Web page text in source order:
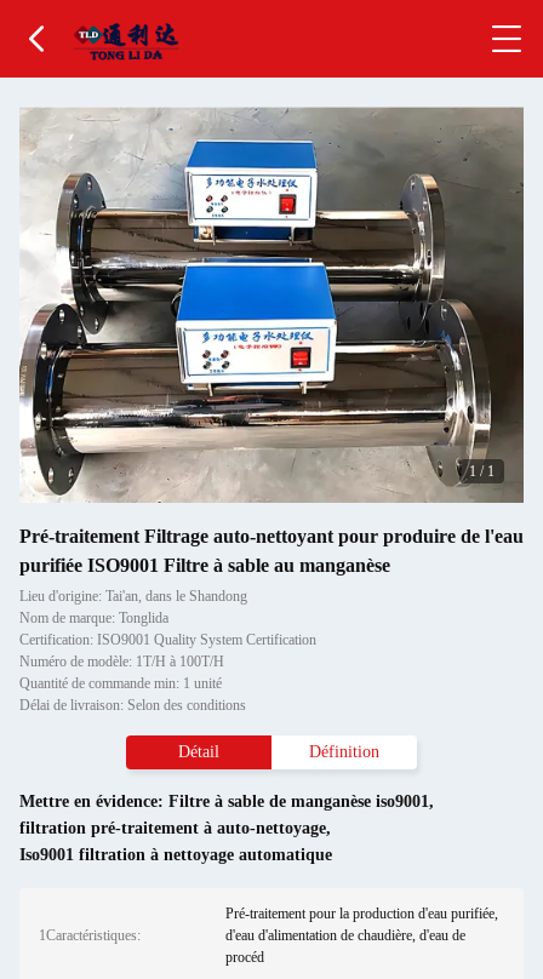
1 / 1
Pré-traitement Filtrage auto-nettoyant pour produire de l'eau
purifiée ISO9001 Filtre à sable au manganèse
Lieu d'origine: Tai'an, dans le Shandong
Nom de marque: Tonglida
Certification: ISO9001 Quality System Certification
Numéro de modèle: 1T/H à 100T/H
Quantité de commande min: 1 unité
Délai de livraison: Selon des conditions
Détail Définition
Mettre en évidence: Filtre à sable de manganèse iso9001,
filtration pré-traitement à auto-nettoyage,
Iso9001 filtration à nettoyage automatique
1Caractéristiques:
Pré-traitement pour la production d'eau purifiée,
d'eau d'alimentation de chaudière, d'eau de
procéd